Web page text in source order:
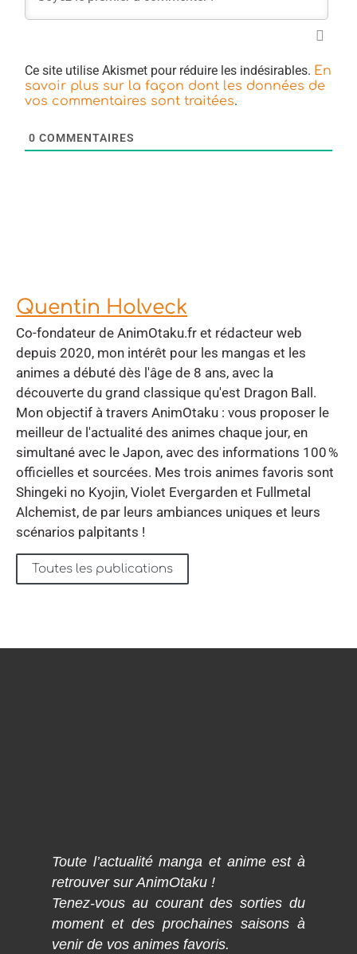
Ce site utilise Akismet pour réduire les indésirables. En
savoir plus sur la façon dont les données de
vos commentaires sont traitées.
0 COMMENTAIRES
Quentin Holveck
Co-fondateur de AnimOtaku.fr et rédacteur web
depuis 2020, mon intérêt pour les mangas et les
animes a débuté dès l'âge de 8 ans, avec la
découverte du grand classique qu'est Dragon Ball.
Mon objectif à travers AnimOtaku : vous proposer le
meilleur de l'actualité des animes chaque jour, en
simultané avec le Japon, avec des informations 100 %
officielles et sourcées. Mes trois animes favoris sont
Shingeki no Kyojin, Violet Evergarden et Fullmetal
Alchemist, de par leurs ambiances uniques et leurs
scénarios palpitants !
Toutes les publications
Toute l’actualité manga et anime est à
retrouver sur AnimOtaku !
Tenez-vous au courant des sorties du
moment et des prochaines saisons à
venir de vos animes favoris.